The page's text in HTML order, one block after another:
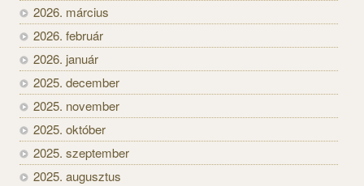
2026. március
2026. február
2026. január
2025. december
2025. november
2025. október
2025. szeptember
2025. augusztus